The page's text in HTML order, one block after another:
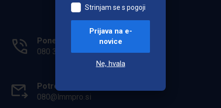
Ponedeljek - Petek: 7.00 - 15.00
080 33 36
Potrebuješ pomoč?
080@lmmpro.si
Strinjam se s pogoji
Prijava na e-
novice
Ne, hvala